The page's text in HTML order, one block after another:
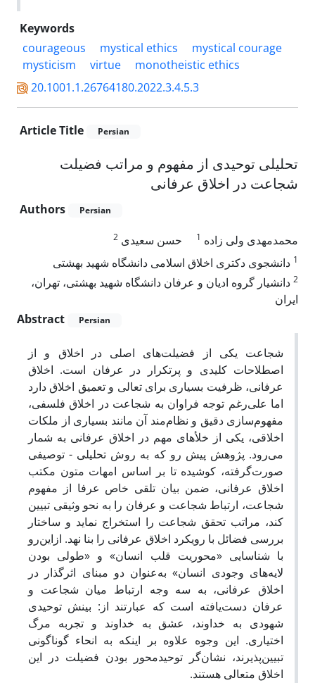
Keywords
courageous
mystical ethics
mystical courage
mysticism
virtue
monotheistic ethics
20.1001.1.26764180.2022.3.4.5.3
Article Title Persian
تحلیلی توحیدی از مفهوم و مراتب فضیلت
شجاعت در اخلاق عرفانی
Authors Persian
محمدمهدی ولی زاده 1 حسن سعیدی 2
1 دانشجوی دکتری اخلاق اسلامی دانشگاه شهید بهشتی
2 دانشیار گروه ادیان و عرفان دانشگاه شهید بهشتی، تهران،
ایران
Abstract
Persian
شجاعت یکی از فضیلت‌های اصلی در اخلاق و از
اصطلاحات کلیدی و پرتکرار در عرفان است. اخلاق
عرفانی، ظرفیت بسیاری برای تعالی و تعمیق اخلاق دارد
اما علی‌رغم توجه فراوان به شجاعت در اخلاق فلسفی،
مفهوم‌سازی دقیق و نظام‌مند آن مانند بسیاری از ملکات
اخلاقی، یکی از خلأهای مهم در اخلاق عرفانی به شمار
می‌رود. پژوهش پیش رو که به روش تحلیلی - توصیفی
صورت‌گرفته، کوشیده تا بر اساس امهات متون مکتب
اخلاق عرفانی، ضمن بیان تلقی خاص عرفا از مفهوم
شجاعت، ارتباط شجاعت و عرفان را به نحو وثیقی تبیین
کند، مراتب تحقق شجاعت را استخراج نماید و ساختار
بررسی فضائل با رویکرد اخلاق عرفانی را بنا نهد. ازاین‌رو
با شناسایی «محوریت قلب انسان» و «طولی بودن
لایه‌های وجودی انسان» به‌عنوان دو مبنای اثرگذار در
اخلاق عرفانی، به سه وجه ارتباط میان شجاعت و
عرفان دست‌یافته است که عبارتند از: بینش توحیدی
شهودی به خداوند، عشق به خداوند و تجربه مرگ
اختیاری. این وجوه علاوه بر اینکه به انحاء گوناگونی
تبیین‌پذیرند، نشان‌گر توحید‌محور بودن فضیلت در این
اخلاق متعالی هستند.